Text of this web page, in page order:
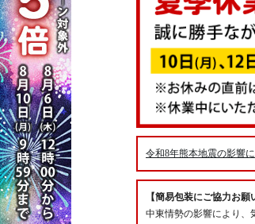
令和8年熊本地震の影響
【簡易包装にご協力お願
中東情勢の影響により、